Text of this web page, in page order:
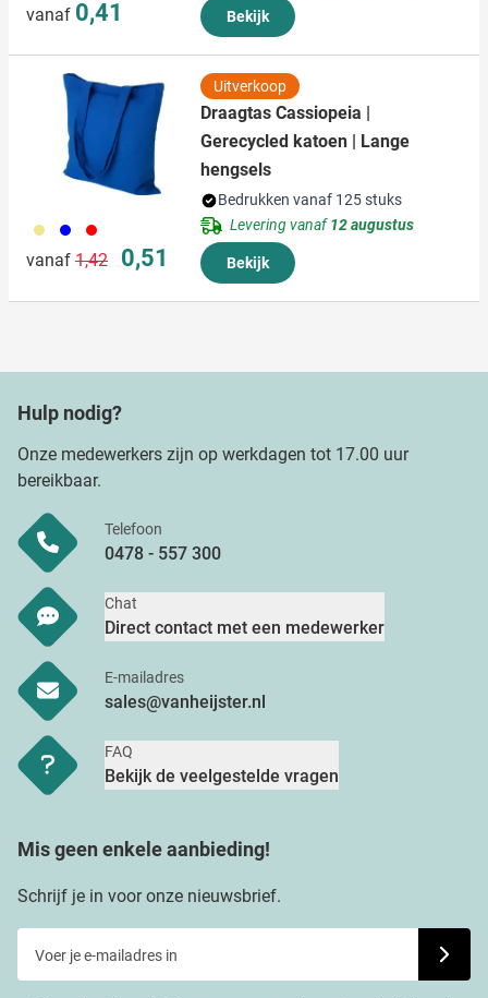
vanaf 0,41 Bekijk
013 005 008
vanaf Normale prijs
1,42 Speciale prijs
0,51
Uitverkoop
Draagtas Cassiopeia |
Gerecycled katoen | Lange
hengsels
Bedrukken vanaf 125 stuks
Levering vanaf12 augustus
Bekijk
Hulp nodig?
Onze medewerkers zijn op werkdagen tot 17.00 uur
bereikbaar.
Telefoon
0478 - 557 300
Chat
Direct contact met een medewerker
E-mailadres
sales@vanheijster.nl
FAQ
Bekijk de veelgestelde vragen
Mis geen enkele aanbieding!
Schrijf je in voor onze nieuwsbrief.